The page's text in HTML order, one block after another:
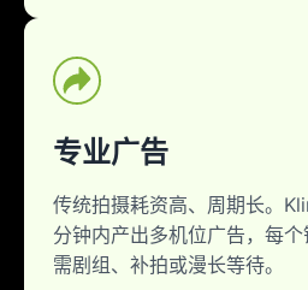
专业广告
传统拍摄耗资高、周期长。
分钟内产出多机位广告，每
需剧组、补拍或漫长等待。